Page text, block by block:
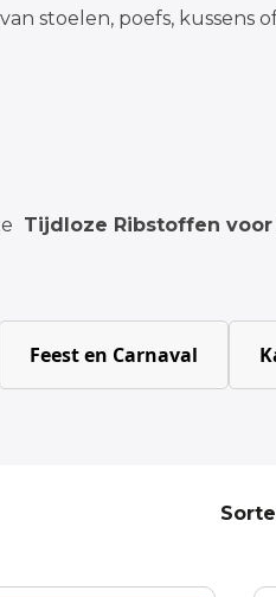
stoelen, poefs, kussens
Tijdloze Ribstoffen
Feest en Carnaval